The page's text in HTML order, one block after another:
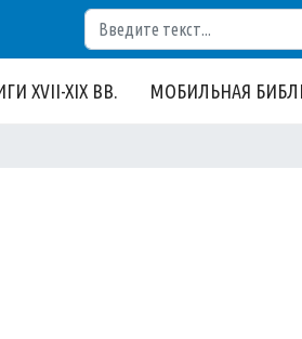
XVII-XIX ВВ. МОБИЛЬНАЯ